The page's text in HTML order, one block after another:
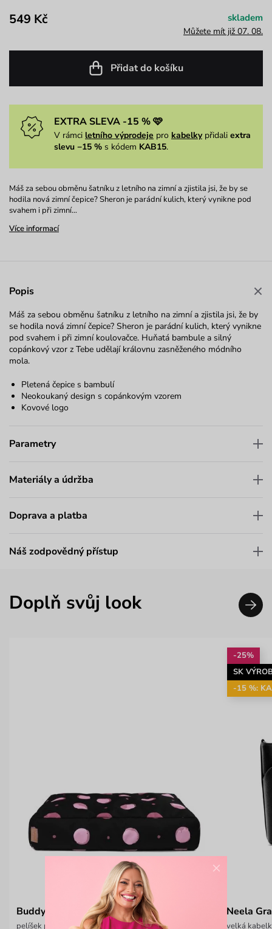
549 Kč skladem
Můžete mít již 07. 08.
Přidat do košíku
EXTRA SLEVA -15 % 🩷
V rámci letního výprodeje pro kabelkypřidali extra
slevu −15 % s kódem KAB15.
Máš za sebou obměnu šatníku z letního na zimní a zjistila jsi, že by se
hodila nová zimní čepice? Sheron je parádní kulich, který vynikne pod
svahem i při zimní…
Více informací
Popis
Máš za sebou obměnu šatníku z letního na zimní a zjistila jsi, že by
se hodila nová zimní čepice? Sheron je parádní kulich, který vynikne
pod svahem i při zimní koulovačce. Huňatá bambule a silný
copánkový vzor z Tebe udělají královnu zasněženého módního
mola.
Pletená čepice s bambulí
Neokoukaný design s copánkovým vzorem
Kovové logo
Parametry
Materiály a údržba
Doprava a platba
Náš zodpovědný přístup
Doplň svůj look
Buddys Dotty Black
pelíšek pro psa
-25%
SK
-15 %:
Neela
velká
×